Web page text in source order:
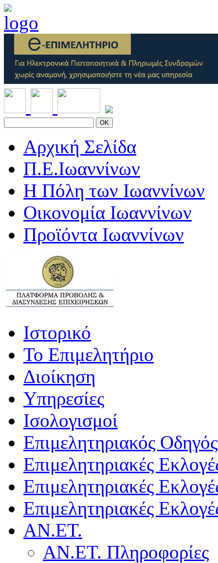
OK
Αρχική Σελίδα
Π.Ε.Ιωαννίνων
Η Πόλη των Ιωαννίνων
Οικονομία Ιωαννίνων
Προϊόντα Ιωαννίνων
Ιστορικό
Το Επιμελητήριο
Διοίκηση
Υπηρεσίες
Ισολογισμοί
Επιμελητηριακός Οδηγός
Επιμελητηριακές
Επιμελητηριακές
Επιμελητηριακές
ΑΝ.ΕΤ.
ΑΝ.ΕΤ. Πληροφορίες